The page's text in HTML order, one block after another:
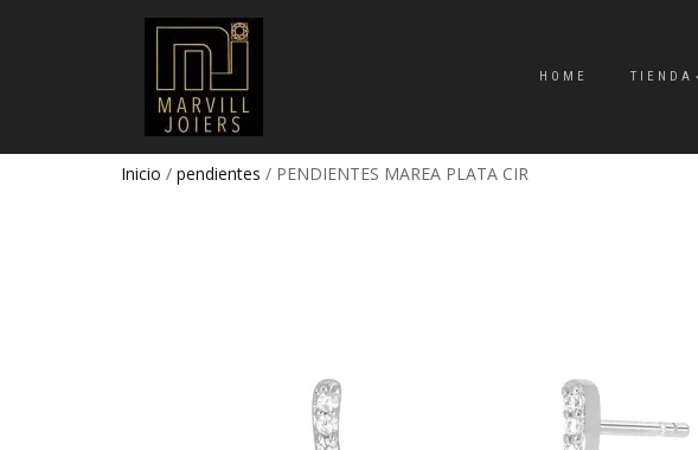
HOME TIENDA
Inicio / pendientes / PENDIENTES MAREA PLATA CIR